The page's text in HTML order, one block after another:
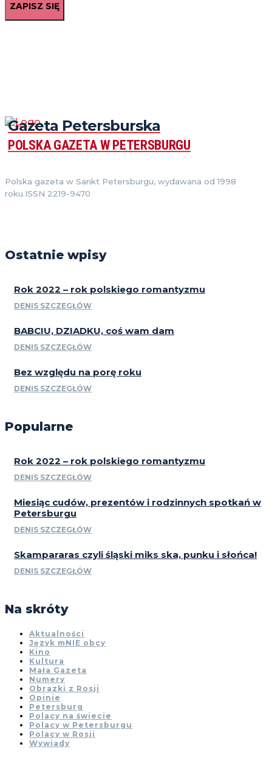
ZAPISZ SIĘ
Gazeta Petersburska
POLSKA GAZETA W PETERSBURGU
Polska gazeta w Sankt Petersburgu, wydawana od 1998
roku.ISSN 2219-9470
Ostatnie wpisy
Rok 2022 – rok polskiego romantyzmu
DENIS SZCZEGŁÓW
BABCIU, DZIADKU, coś wam dam
DENIS SZCZEGŁÓW
Bez względu na porę roku
DENIS SZCZEGŁÓW
Popularne
Rok 2022 – rok polskiego romantyzmu
DENIS SZCZEGŁÓW
Miesiąc cudów, prezentów i rodzinnych spotkań w
Petersburgu
DENIS SZCZEGŁÓW
Skampararas czyli śląski miks ska, punku i słońca!
DENIS SZCZEGŁÓW
Na skróty
Aktualności
Język mNIE obcy
Kino
Kultura
Mała Gazeta
Numery
Obrazki z Rosji
Opinie
Petersburg
Polacy na świecie
Polacy w Petersburgu
Polacy w Rosji
Wywiady